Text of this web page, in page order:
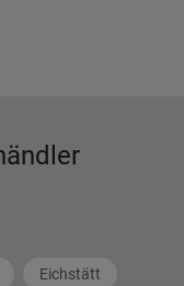
Eichstätt